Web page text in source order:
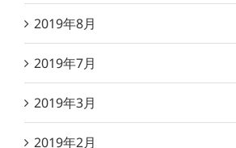
2019年8月
2019年7月
2019年3月
2019年2月